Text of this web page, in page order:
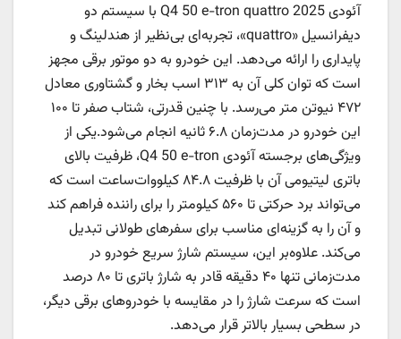
آئودی Q4 50 e-tron quattro 2025 با سیستم دو
دیفرانسیل «quattro»، تجربه‌ای بی‌نظیر از هندلینگ و
پایداری را ارائه می‌دهد. این خودرو به دو موتور برقی مجهز
است که توان کلی آن به ۳۱۳ اسب بخار و گشتاوری معادل
۴۷۲ نیوتن متر می‌رسد. با چنین قدرتی، شتاب صفر تا ۱۰۰
این خودرو در مدت‌زمان ۶.۸ ثانیه انجام می‌شود.یکی از
ویژگی‌های برجسته آئودی Q4 50 e-tron، ظرفیت بالای
باتری لیتیومی آن با ظرفیت ۸۴.۸ کیلووات‌ساعت است که
می‌تواند برد حرکتی تا ۵۶۰ کیلومتر را برای راننده فراهم کند
و آن را به گزینه‌ای مناسب برای سفرهای طولانی تبدیل
می‌کند. علاوه‌بر این، سیستم شارژ سریع خودرو در
مدت‌زمانی تنها ۴۰ دقیقه قادر به شارژ باتری تا ۸۰ درصد
است که سرعت شارژ را در مقایسه با خودروهای برقی دیگر،
در سطحی بسیار بالاتر قرار می‌دهد.